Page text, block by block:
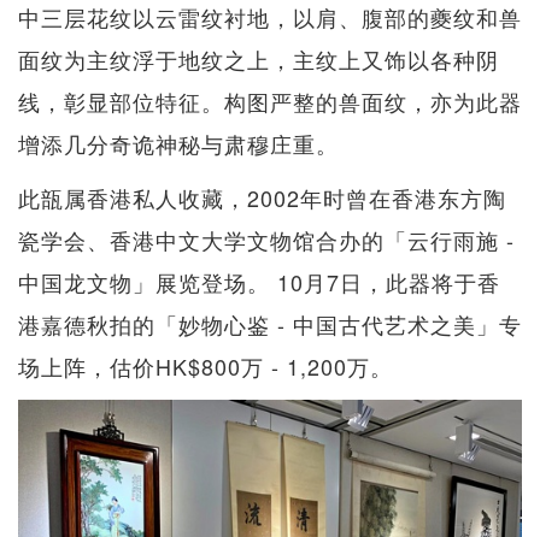
中三层花纹以云雷纹衬地，以肩、腹部的夔纹和兽
面纹为主纹浮于地纹之上，主纹上又饰以各种阴
线，彰显部位特征。构图严整的兽面纹，亦为此器
增添几分奇诡神秘与肃穆庄重。
此瓿属香港私人收藏，2002年时曾在香港东方陶
瓷学会、香港中文大学文物馆合办的「云行雨施 -
中国龙文物」展览登场。 10月7日，此器将于香
港嘉德秋拍的「妙物心鉴 - 中国古代艺术之美」专
场上阵，估价HK$800万 - 1,200万。